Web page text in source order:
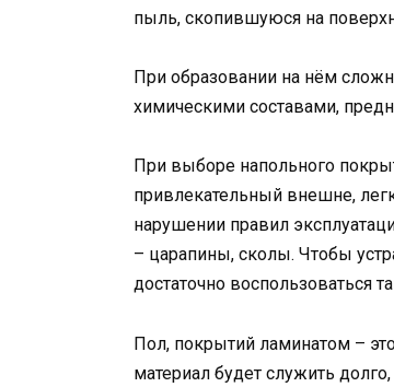
пыль, скопившуюся на
При образовании на нём
химическими составами,
При выборе напольного
привлекательный внешне,
нарушении правил
– царапины, сколы. Чтобы
достаточно воспользоваться
Пол, покрытий ламинатом –
материал будет служить